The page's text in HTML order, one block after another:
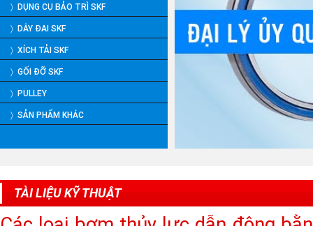
〉 DỤNG CỤ BẢO TRÌ SKF
〉 DÂY ĐAI SKF
〉 XÍCH TẢI SKF
〉 GỐI ĐỠ SKF
〉 PULLEY
〉 SẢN PHẨM KHÁC
TÀI LIỆU KỸ THUẬT